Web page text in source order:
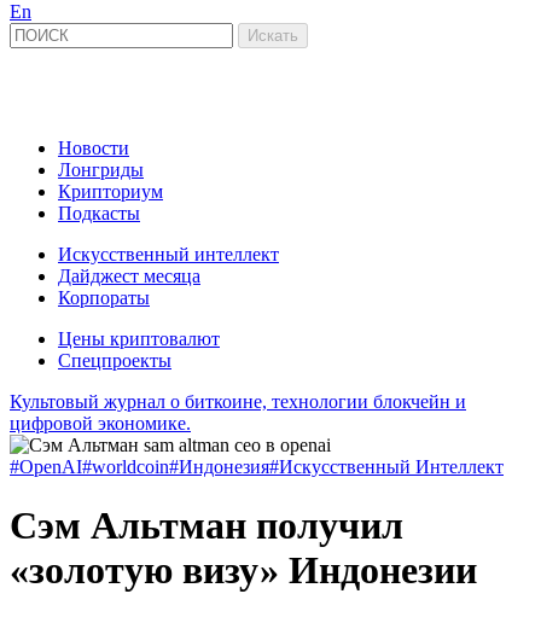
En
Новости
Лонгриды
Крипториум
Подкасты
Искусственный интеллект
Дайджест месяца
Корпораты
Цены криптовалют
Спецпроекты
Культовый журнал о биткоине, технологии блокчейн и
цифровой экономике.
#OpenAI#worldcoin#Индонезия#Искусственный Интеллект
Сэм Альтман получил
«золотую визу» Индонезии